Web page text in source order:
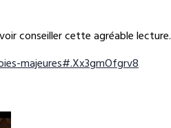
conseiller cette agréable lecture.
majeures#.Xx3gmOfgrv8